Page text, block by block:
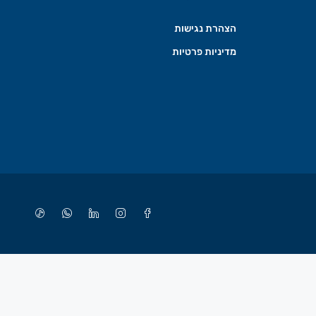
הצהרת נגישות
מדיניות פרטיות